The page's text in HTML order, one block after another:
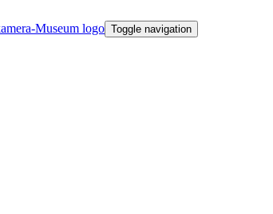
Toggle navigation